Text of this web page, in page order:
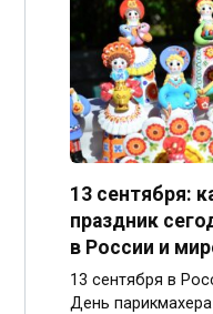
13 сентября:
праздник
в России и
13 сентября в
День